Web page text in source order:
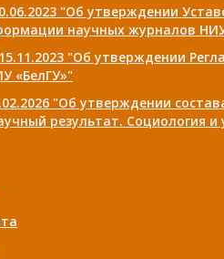
"Об утверждении
научных журналов
"Об утверждении
«БелГУ»"
"Об утверждении
результат. Социология и